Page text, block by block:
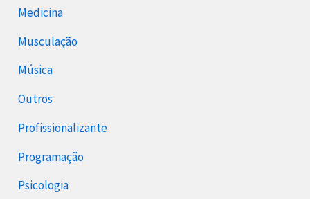
Medicina
Musculação
Música
Outros
Profissionalizante
Programação
Psicologia